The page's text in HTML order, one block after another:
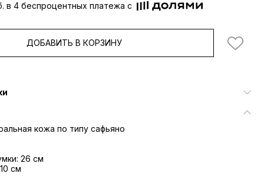
в 4 беспроцентных платежа с
ДОБАВИТЬ В КОРЗИНУ
кожа по типу сафьяно
26 см
см